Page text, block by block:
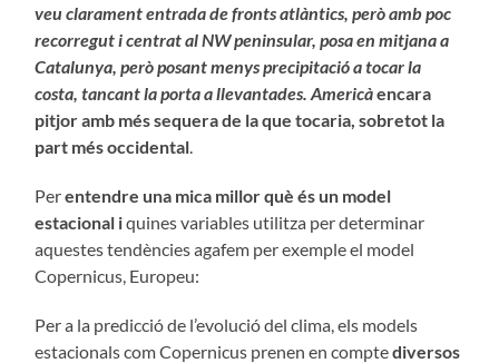
veu clarament entrada de fronts atlàntics, però amb poc
recorregut i centrat al NW peninsular, posa en mitjana a
Catalunya, però posant menys precipitació a tocar la
costa, tancant la porta a llevantades. Americàencara
pitjor amb més sequera de la que tocaria, sobretot la
part més occidental
Perentendre una mica millor què és un model
estacional iquines variables utilitza per determinar
aquestes tendències agafem per exemple el model
Copernicus, Europeu:
Per a la predicció de l’evolució del clima, els models
estacionals com Copernicus prenen en comptediversos